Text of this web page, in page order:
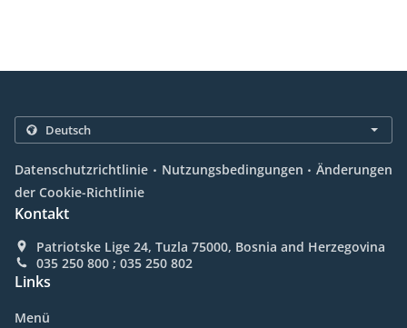
Datenschutzrichtlinie . Nutzungsbedingungen . Änderungen
der Cookie-Richtlinie
Kontakt
Patriotske Lige 24, Tuzla 75000, Bosnia and Herzegovina
035 250 800 ; 035 250 802
Links
Menü